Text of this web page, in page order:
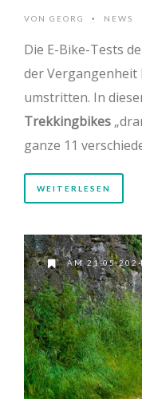
VON GEORG • NEWS
Die E-Bike-Tests
der
umstritten. In
Trekkingbikes
ganze 11
WEITERLESEN
AM